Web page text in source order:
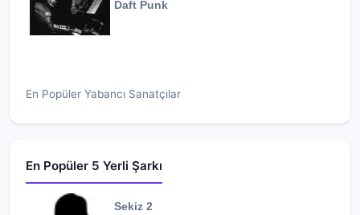
Daft Punk
En Popüler Yabancı Sanatçılar
En Popüler 5 Yerli Şarkı
Sekiz 2